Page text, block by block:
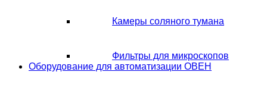
Камеры соляного тумана
Фильтры для микроскопов
Оборудование для автоматизации ОВЕН